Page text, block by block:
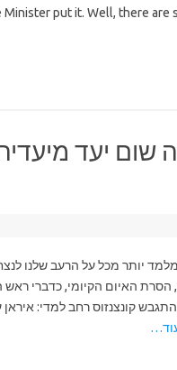
put it. Well, there are
שום יעד
יותר מכל על הרעב שלנו
האיום הקיומי, כדברי ראש
קונצנזוס רחב למדי: איראן